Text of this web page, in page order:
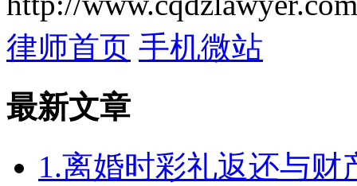
律师首页 手机微站
最新文章
1.离婚时彩礼返还与财